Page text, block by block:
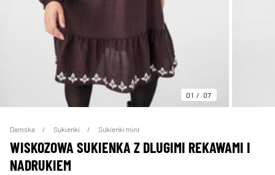
01 07
Damska Sukienki Sukienki mini
WISKOZOWA SUKIENKA Z DLUGIMI REKAWAMI I
NADRUKIEM